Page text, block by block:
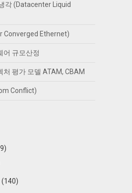
각 (Datacenter Liquid
Converged Ethernet)
어 규모산정
처 평가 모델 ATAM, CBAM
Conflict)
(140)